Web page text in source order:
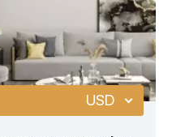
USD
USD